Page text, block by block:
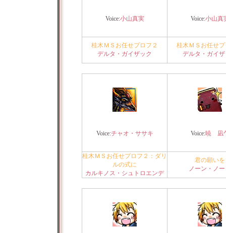
Voice:小山真実 Voice:小山真
桂木ＭＳお任せプロフ２
デルタ・ガイザック
桂木ＭＳお任せ
デルタ・ガイ
Voice:チャオ・ササキ Voice:暁 凪
桂木ＭＳお任せプロフ２：ダリ
ルの式に
カルキノス・シュトロエンデ
君の願いを
ノーン・ノ